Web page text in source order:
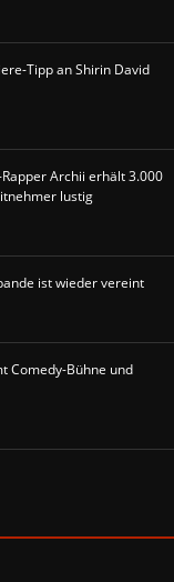
Tipp an Shirin David
Archii erhält 3.000
lustig
ist wieder vereint
Comedy-Bühne und